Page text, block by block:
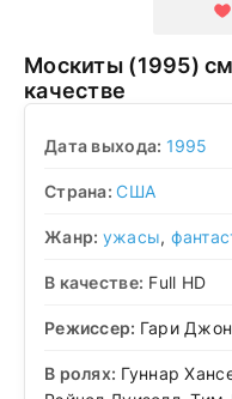
Москиты (1995) смотреть в хорошем
качестве
Дата выхода: 1995
Страна:США
Жанр: ужасы,
В качестве: Full HD
Режиссер: Гари
В ролях: Гуннар